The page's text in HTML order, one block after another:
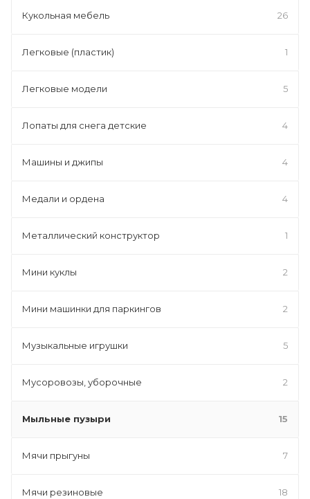
Кукольная мебель 26
Легковые (пластик) 1
Легковые модели 5
Лопаты для снега детские 4
Машины и джипы 4
Медали и ордена 4
Металлический конструктор 1
Мини куклы 2
Мини машинки для паркингов 2
Музыкальные игрушки 5
Мусоровозы, уборочные 2
Мыльные пузыри 15
Мячи прыгуны 7
Мячи резиновые 18